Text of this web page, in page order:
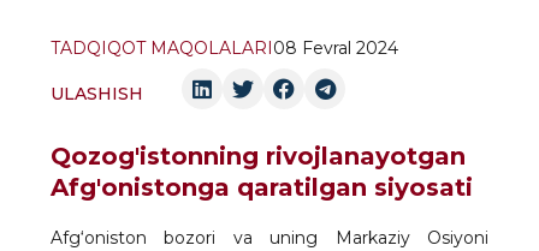
TADQIQOT MAQOLALARI08 Fevral 2024
ULASHISH
Qozog'istonning rivojlanayotgan
Afg'onistonga qaratilgan siyosati
Afg‘oniston bozori va uning Markaziy Osiyoni